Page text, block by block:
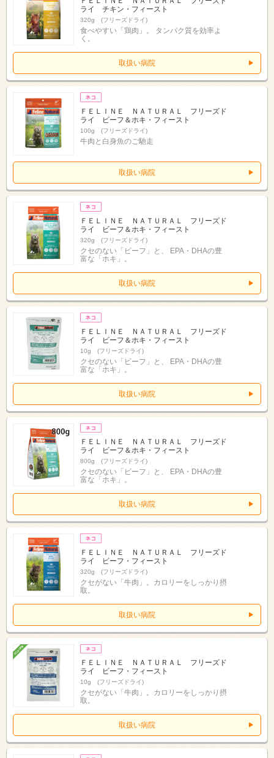
ライ チキン・フィースト
320g (フリーズドライ)
食べやすい「鶏肉」。 タンパク質を効率よ
く。
取扱い病院
ＦＥＬＩＮＥ ＮＡＴＵＲＡＬ フリーズド
ライ ビーフ＆ホキ・フィースト
100g (フリーズドライ)
牛肉と白身魚のご馳走
取扱い病院
ＦＥＬＩＮＥ ＮＡＴＵＲＡＬ フリーズド
ライ ビーフ＆ホキ・フィースト
320g (フリーズドライ)
クセのない「ビーフ」と、 EPA・DHAの豊
富な「ホキ」。
取扱い病院
ＦＥＬＩＮＥ ＮＡＴＵＲＡＬ フリーズド
ライ ビーフ＆ホキ・フィースト
10g (フリーズドライ)
クセのない「ビーフ」と、 EPA・DHAの豊
富な「ホキ」。
取扱い病院
ＦＥＬＩＮＥ ＮＡＴＵＲＡＬ フリーズド
ライ ビーフ＆ホキ・フィースト
800g (フリーズドライ)
クセのない「ビーフ」と、 EPA・DHAの豊
富な「ホキ」。
取扱い病院
ＦＥＬＩＮＥ ＮＡＴＵＲＡＬ フリーズド
ライ ビーフ・フィースト
320g (フリーズドライ)
クセがない「牛肉」。カロリーをしっかり摂
取。
取扱い病院
ＦＥＬＩＮＥ ＮＡＴＵＲＡＬ フリーズド
ライ ビーフ・フィースト
10g (フリーズドライ)
クセがない「牛肉」。カロリーをしっかり摂
取。
取扱い病院